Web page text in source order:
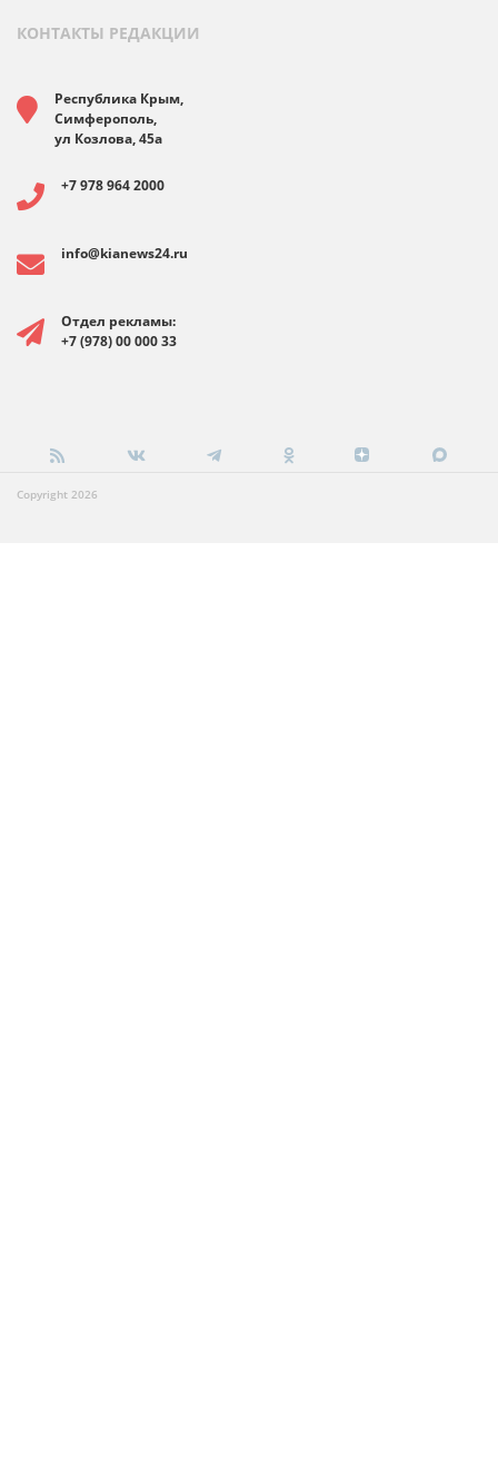
КОНТАКТЫ РЕДАКЦИИ
Республика Крым,
Симферополь,
ул Козлова, 45а
+7 978 964 2000
info@kianews24.ru
Отдел рекламы:
+7 (978) 00 000 33
Copyright 2026